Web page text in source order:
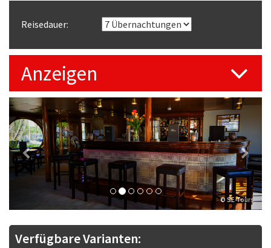
Reisedauer:
Anzeigen
© SE-Tours
Previous Next
Verfügbare Varianten: